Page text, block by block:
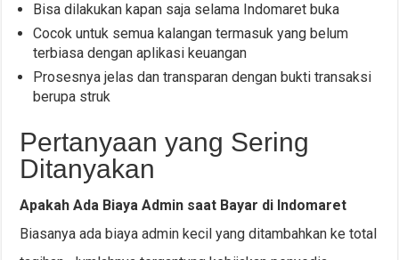
Bisa dilakukan kapan saja selama Indomaret buka
Cocok untuk semua kalangan termasuk yang belum
terbiasa dengan aplikasi keuangan
Prosesnya jelas dan transparan dengan bukti transaksi
berupa struk
Pertanyaan yang Sering
Ditanyakan
Apakah Ada Biaya Admin saat Bayar di Indomaret
Biasanya ada biaya admin kecil yang ditambahkan ke total